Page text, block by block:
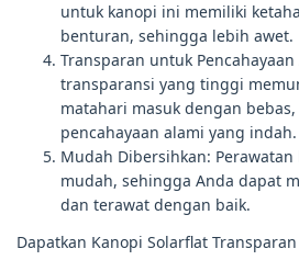
untuk kanopi ini memiliki
benturan, sehingga lebih awet.
Transparan untuk
transparansi yang tinggi
matahari masuk dengan
pencahayaan alami yang indah.
Mudah Dibersihkan:
mudah, sehingga Anda dapat
dan terawat dengan baik.
Dapatkan Kanopi Solarflat